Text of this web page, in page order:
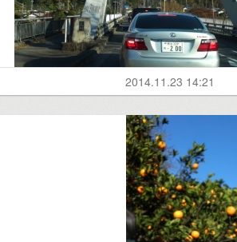
2014.11.23 14:21